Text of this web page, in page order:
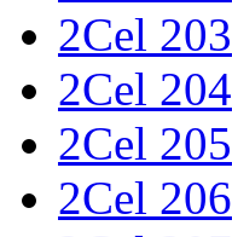
2Cel 203
2Cel 204
2Cel 205
2Cel 206